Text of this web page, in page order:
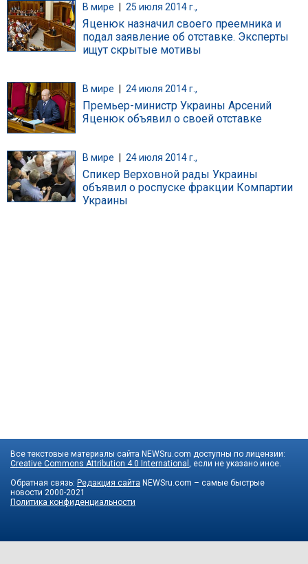
В мире | 25 июля 2014 г.,
Яценюк назначил своего преемника и
подал заявление об отставке. Эксперты
ищут скрытые мотивы
В мире 24 июля 2014 г.,
Премьер-министр Украины Арсений
Яценюк объявил о своей отставке
В мире 24 июля 2014 г.,
Спикер Верховной рады Украины
объявил о роспуске фракции Компартии
Украины
Все текстовые материалы сайта NEWSru.com доступны по лицензии:
Creative Commons Attribution 4.0 International , если не указано иное.
Обратная связь: Редакция сайта NEWSru.com – самые быстрые
новости 2000-2021
Политика конфиденциальности